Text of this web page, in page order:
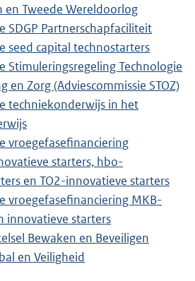
en Tweede Wereldoorlog
SDGP Partnerschapfaciliteit
seed capital technostarters
Stimuleringsregeling Technologie
en Zorg (Adviescommissie STOZ)
techniekonderwijs in het
vroegefasefinanciering
starters, hbo-
en TO2-innovatieve starters
vroegefasefinanciering MKB-
innovatieve starters
Bewaken en Beveiligen
en Veiligheid